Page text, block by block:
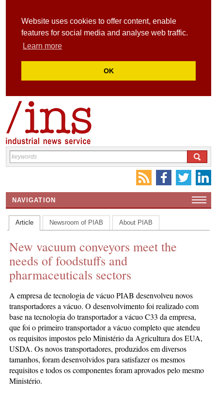
Website uses cookies to offer content, enable
features for social media and analyse web traffic.
Learn more
OK
NAVIGATION
HOME
CONTACT US
INS MAIN WEBSITE
ABOUT US
Article Newsroom of PIAB About PIAB
New vacuum conveyors meet the
needs of foodstuffs and
pharmaceuticals sectors
A empresa de tecnologia de vácuo PIAB desenvolveu novos
transportadores a vácuo. O desenvolvimento foi realizado com
base na tecnologia do transportador a vácuo C33 da empresa,
que foi o primeiro transportador a vácuo completo que atendeu
os requisitos impostos pelo Ministério da Agricultura dos EUA,
USDA. Os novos transportadores, produzidos em diversos
tamanhos, foram desenvolvidos para satisfazer os mesmos
requisitos e todos os componentes foram aprovados pelo mesmo
Ministério.